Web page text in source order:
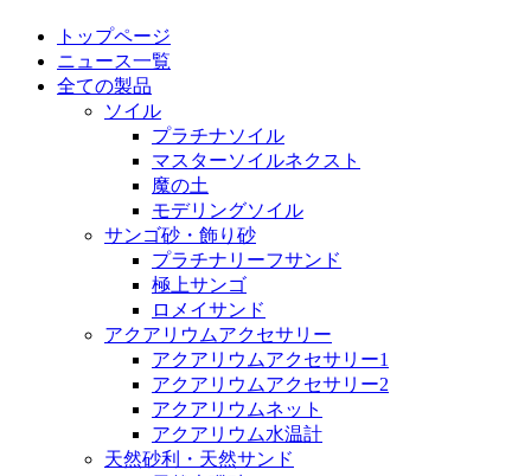
トップページ
ニュース一覧
全ての製品
ソイル
プラチナソイル
マスターソイルネクスト
魔の土
モデリングソイル
サンゴ砂・飾り砂
プラチナリーフサンド
極上サンゴ
ロメイサンド
アクアリウムアクセサリー
アクアリウムアクセサリー1
アクアリウムアクセサリー2
アクアリウムネット
アクアリウム水温計
天然砂利・天然サンド